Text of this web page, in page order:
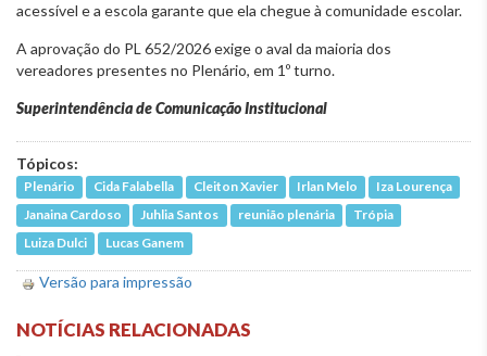
acessível e a escola garante que ela chegue à comunidade escolar.
A aprovação do PL 652/2026 exige o aval da maioria dos
vereadores presentes no Plenário, em 1º turno.
Superintendência de Comunicação Institucional
Tópicos:
Plenário Cida Falabella Cleiton Xavier Irlan Melo
Iza Lourença
Janaina Cardoso
Juhlia Santos reunião plenária
Trópia
Luiza Dulci
Lucas Ganem
Versão para impressão
NOTÍCIAS RELACIONADAS